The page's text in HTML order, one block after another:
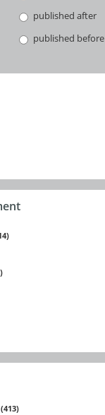
published after
published before
413